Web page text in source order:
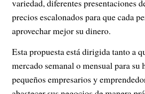
variedad, diferentes presentaciones
precios escalonados para que cada
aprovechar mejor su dinero.
Esta propuesta está dirigida tanto a
mercado semanal o mensual para su
pequeños empresarios y